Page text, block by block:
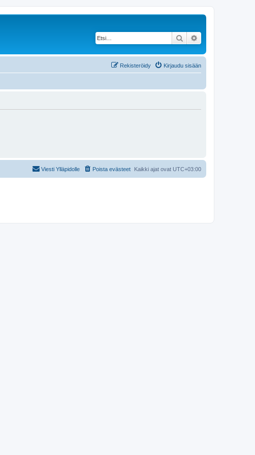
Etsi
Kirjaudu sisään
Rekisteröidy
Kaikki ajat ovat UTC+03:00
Poista evästeet
Viesti Ylläpidolle